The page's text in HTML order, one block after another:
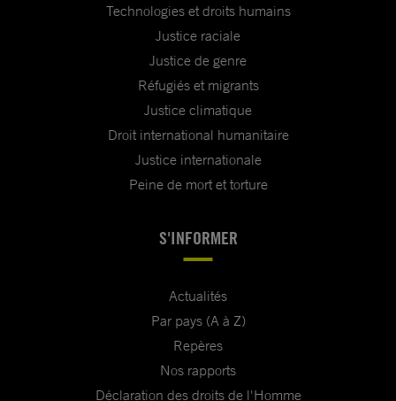
Technologies et droits humains
Justice raciale
Justice de genre
Réfugiés et migrants
Justice climatique
Droit international humanitaire
Justice internationale
Peine de mort et torture
S'INFORMER
Actualités
Par pays (A à Z)
Repères
Nos rapports
Déclaration des droits de l'Homme